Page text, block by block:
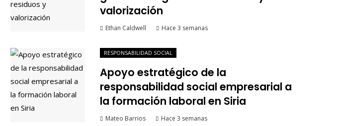
valorización
Ethan Caldwell Hace 3 semanas
RESPONSABILIDAD SOCIAL
Apoyo estratégico de la
responsabilidad social empresarial a
la formación laboral en Siria
Mateo Barrios Hace 3 semanas